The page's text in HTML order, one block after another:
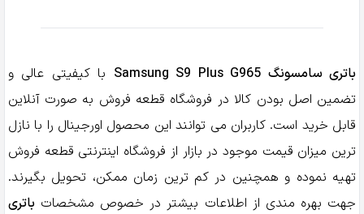
G965
باتری سامسونگ Samsung S9 Plus G965
با کیفیتی عالی و
تضمین اصل بودن کالا در فروشگاه قطعه فروش به صورت آنلاین
قابل خرید است. کاربران می توانند این محصول اورجینال را با نازل
ترین میزان قیمت موجود در بازار از فروشگاه اینترنتی قطعه فروش
تهیه نموده و همچنین در کم ترین زمان ممکن، تحویل بگیرند.
جهت بهره مندی از اطلاعات بیشتر در خصوص مشخصات باتری